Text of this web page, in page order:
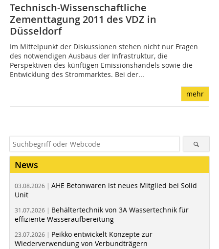
Technisch-Wissenschaftliche
Zementtagung 2011 des VDZ in
Düsseldorf
Im Mittelpunkt der Diskussionen stehen nicht nur Fragen
des notwendigen Ausbaus der Infrastruktur, die
Perspektiven des künftigen Emissionshandels sowie die
Entwicklung des Strommarktes. Bei der...
mehr
News
03.08.2026 | AHE Betonwaren ist neues Mitglied bei Solid
Unit
31.07.2026 | Behältertechnik von 3A Wassertechnik für
effiziente Wasseraufbereitung
23.07.2026 | Peikko entwickelt Konzepte zur
Wiederverwendung von Verbundträgern